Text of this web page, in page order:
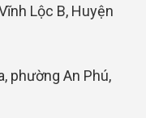
Lộc B, Huyện
phường An Phú,